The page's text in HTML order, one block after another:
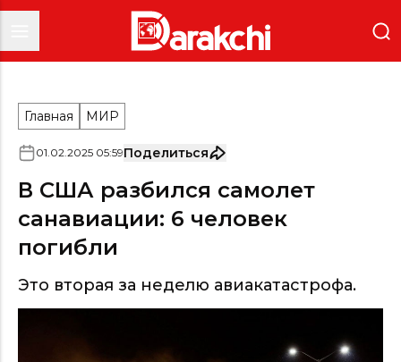
Главная МИР
01.02.2025 05:59Поделиться
В США разбился самолет
санавиации: 6 человек
погибли
Это вторая за неделю авиакатастрофа.